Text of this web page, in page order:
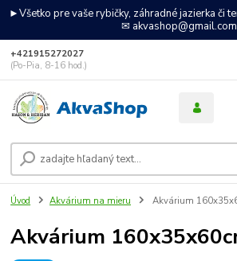
►Všetko pre vaše rybičky, záhradné jazierka či
✉ akvashop@gmail.com
+421915272027
(Po-Pia, 8-16 hod.)
Úvod Akvárium na mieru Akvárium
Akvárium